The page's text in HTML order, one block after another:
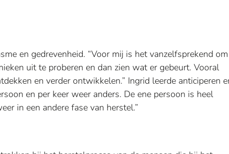
en gedrevenheid. “Voor mij is het vanzelfsprekend om
uit te proberen en dan zien wat er gebeurt. Vooral
en verder ontwikkelen.” Ingrid leerde anticiperen
en per keer weer anders. De ene persoon is heel
in een andere fase van herstel.”